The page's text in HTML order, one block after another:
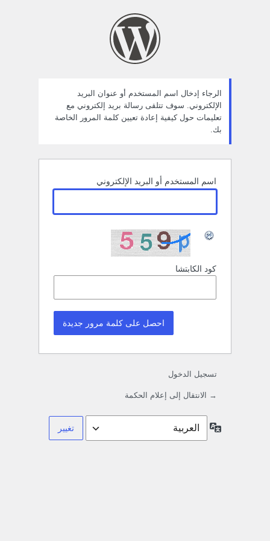
الرجاء إدخال اسم المستخدم أو عنوان البريد
الإلكتروني. سوف تتلقى رسالة بريد إلكتروني مع
تعليمات حول كيفية إعادة تعيين كلمة المرور الخاصة
بك.
اسم المستخدم أو البريد الإلكتروني
كود الكابتشا
تسجيل الدخول
→ الانتقال إلى إعلام الحكمة
اللغة